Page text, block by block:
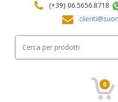
(+39) 06.5656.8718
per:
0